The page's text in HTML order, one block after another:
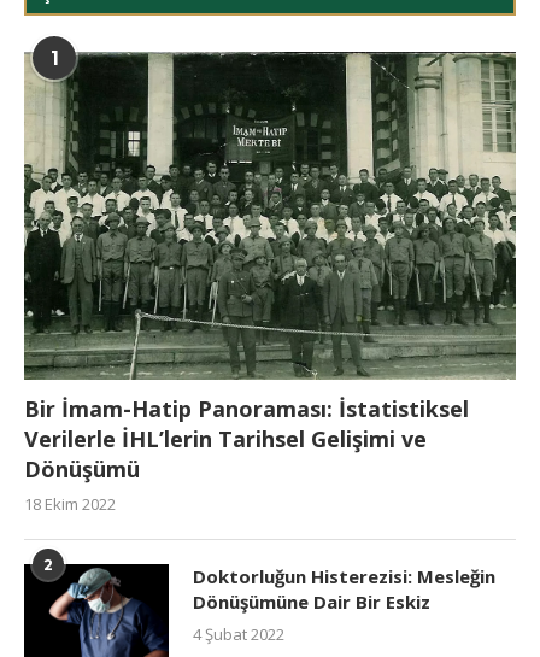
1
Bir İmam-Hatip Panoraması: İstatistiksel
Verilerle İHL’lerin Tarihsel Gelişimi ve
Dönüşümü
18 Ekim 2022
2
Doktorluğun Histerezisi: Mesleğin
Dönüşümüne Dair Bir Eskiz
4 Şubat 2022